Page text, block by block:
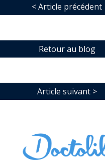
< Article précédent
Retour au blog
Article suivant >